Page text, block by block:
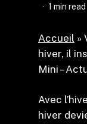
1 min read
Accueil »
hiver, il
Mini –
Avec
hiver